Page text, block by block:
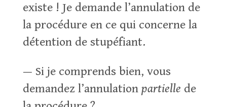
existe ! Je demande l’annulation de
la procédure en ce qui concerne la
détention de stupéfiant.
— Si je comprends bien, vous
demandez l’annulation partielle de